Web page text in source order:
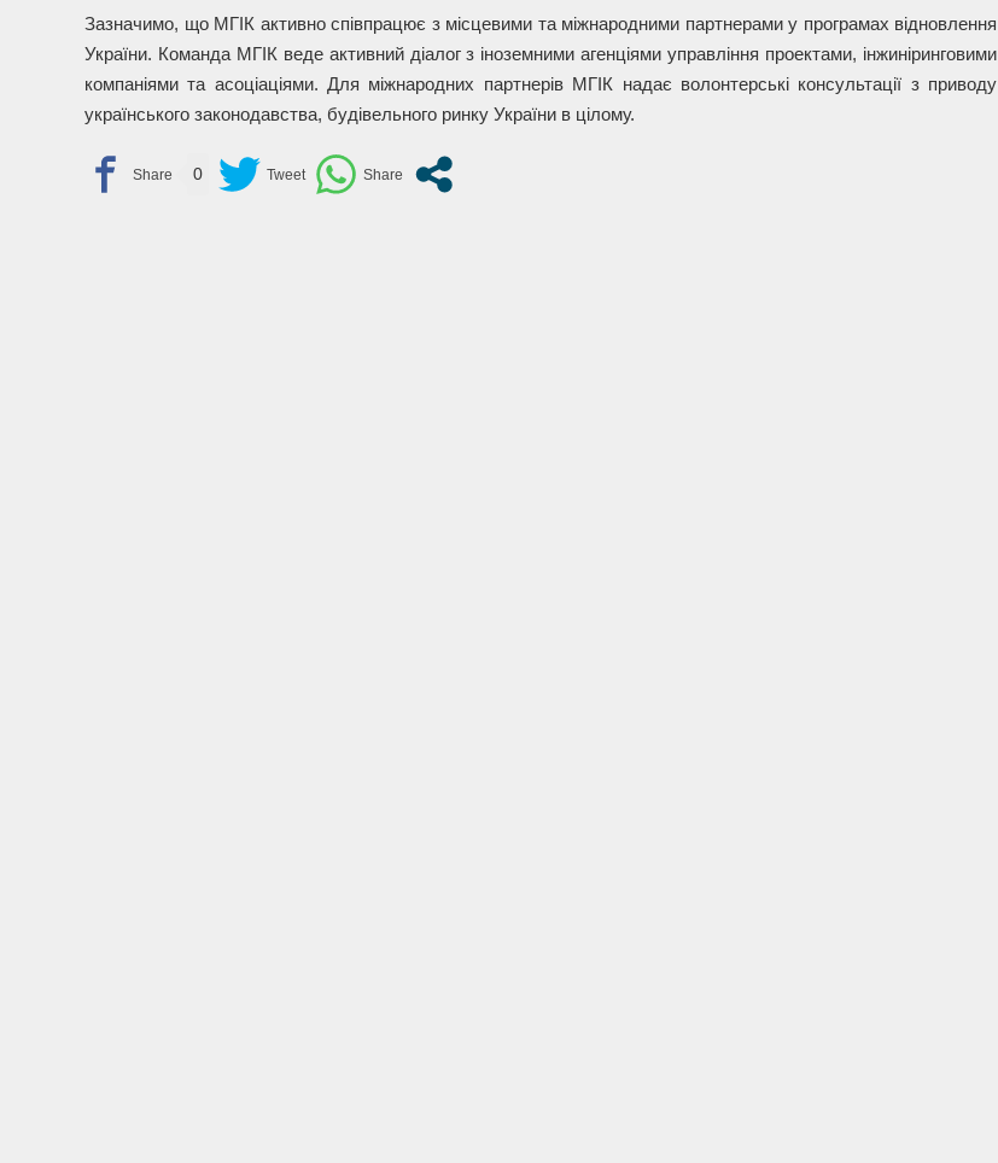
Зазначимо, що МГІК активно співпрацює з місцевими та міжнародними партнерами у програмах відновлення
України. Команда МГІК веде активний діалог з іноземними агенціями управління проектами, інжиніринговими
компаніями та асоціаціями. Для міжнародних партнерів МГІК надає волонтерські консультації з приводу
українського законодавства, будівельного ринку України в цілому.
0